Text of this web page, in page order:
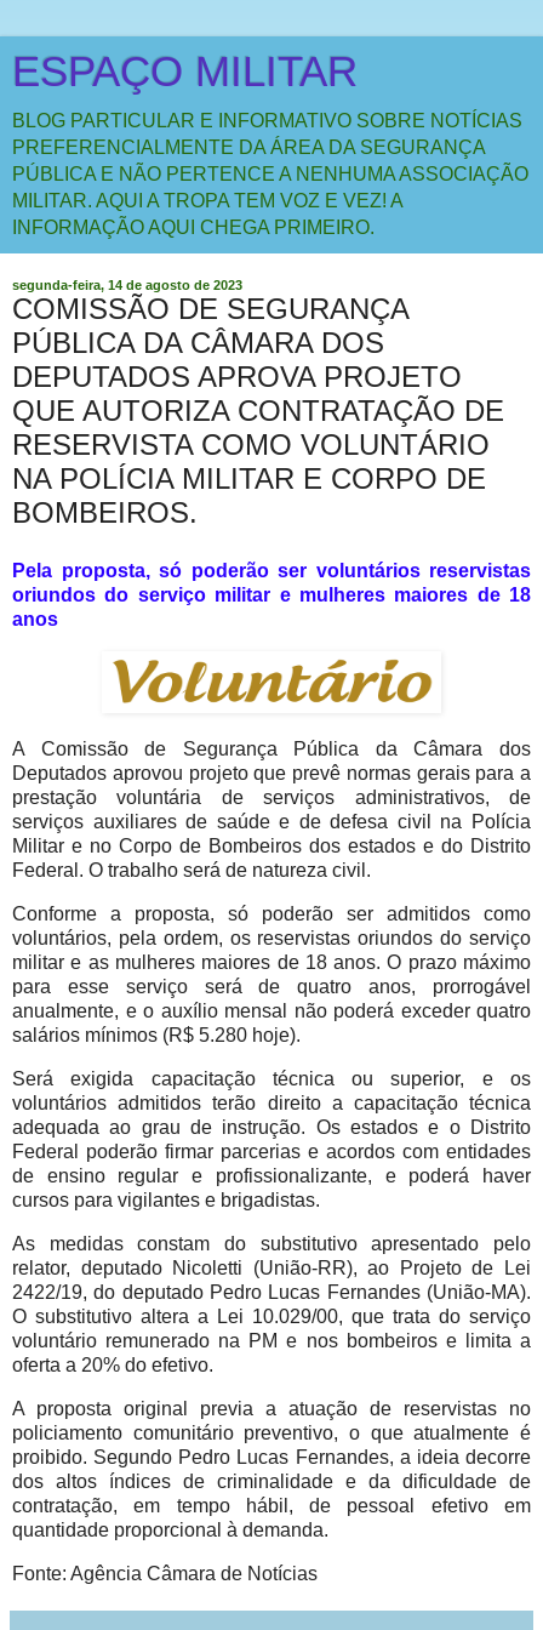
ESPAÇO MILITAR
BLOG PARTICULAR E INFORMATIVO SOBRE NOTÍCIAS
PREFERENCIALMENTE DA ÁREA DA SEGURANÇA
PÚBLICA E NÃO PERTENCE A NENHUMA ASSOCIAÇÃO
MILITAR. AQUI A TROPA TEM VOZ E VEZ! A
INFORMAÇÃO AQUI CHEGA PRIMEIRO.
segunda-feira, 14 de agosto de 2023
COMISSÃO DE SEGURANÇA
PÚBLICA DA CÂMARA DOS
DEPUTADOS APROVA PROJETO
QUE AUTORIZA CONTRATAÇÃO DE
RESERVISTA COMO VOLUNTÁRIO
NA POLÍCIA MILITAR E CORPO DE
BOMBEIROS.
Pela proposta, só poderão ser voluntários reservistas
oriundos do serviço militar e mulheres maiores de 18
anos
A Comissão de Segurança Pública da Câmara dos
Deputados aprovou projeto que prevê normas gerais para a
prestação voluntária de serviços administrativos, de
serviços auxiliares de saúde e de defesa civil na Polícia
Militar e no Corpo de Bombeiros dos estados e do Distrito
Federal. O trabalho será de natureza civil.
Conforme a proposta, só poderão ser admitidos como
voluntários, pela ordem, os reservistas oriundos do serviço
militar e as mulheres maiores de 18 anos. O prazo máximo
para esse serviço será de quatro anos, prorrogável
anualmente, e o auxílio mensal não poderá exceder quatro
salários mínimos (R$ 5.280 hoje).
Será exigida capacitação técnica ou superior, e os
voluntários admitidos terão direito a capacitação técnica
adequada ao grau de instrução. Os estados e o Distrito
Federal poderão firmar parcerias e acordos com entidades
de ensino regular e profissionalizante, e poderá haver
cursos para vigilantes e brigadistas.
As medidas constam do substitutivo apresentado pelo
relator, deputado Nicoletti (União-RR), ao Projeto de Lei
2422/19, do deputado Pedro Lucas Fernandes (União-MA).
O substitutivo altera a Lei 10.029/00, que trata do serviço
voluntário remunerado na PM e nos bombeiros e limita a
oferta a 20% do efetivo.
A proposta original previa a atuação de reservistas no
policiamento comunitário preventivo, o que atualmente é
proibido. Segundo Pedro Lucas Fernandes, a ideia decorre
dos altos índices de criminalidade e da dificuldade de
contratação, em tempo hábil, de pessoal efetivo em
quantidade proporcional à demanda.
Fonte: Agência Câmara de Notícias